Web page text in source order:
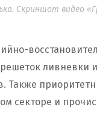
Скриншот видео
ливневки
секторе и